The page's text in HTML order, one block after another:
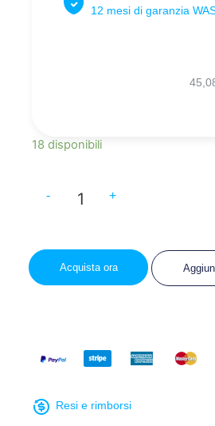
12 mesi di garanzia
18 disponibili
- +
Acquista ora
Resi e rimborsi